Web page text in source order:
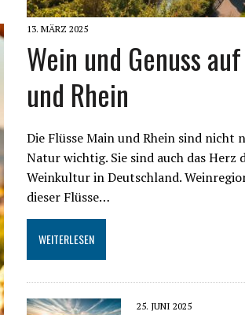
13. MÄRZ 2025
Wein und Genuss
und Rhein
Die Flüsse Main und Rhein sind nicht
Natur wichtig. Sie sind auch das Herz
Weinkultur in Deutschland.
dieser Flüsse…
WEITERLESEN
25. JUNI 2025